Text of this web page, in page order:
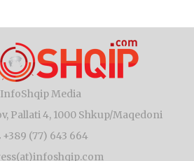
InfoShqip Media
Pallati 4, 1000 Shkup/Maqedoni
+389 (77) 643 664